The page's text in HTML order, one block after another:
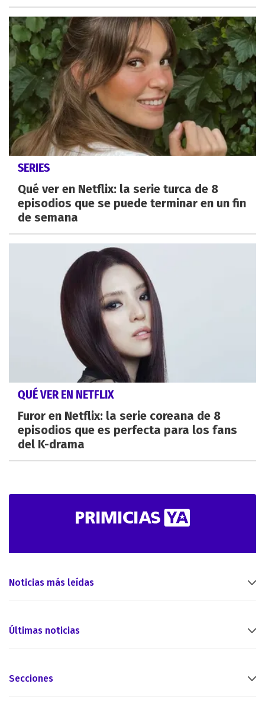
SERIES
Qué ver en Netflix: la serie turca de 8
episodios que se puede terminar en un fin
de semana
QUÉ VER EN NETFLIX
Furor en Netflix: la serie coreana de 8
episodios que es perfecta para los fans
del K-drama
Noticias más leídas
Últimas noticias
Secciones